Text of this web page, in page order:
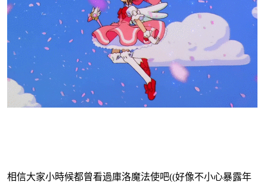
相信大家小時候都曾看過庫洛魔法使吧((好像不小心暴露年